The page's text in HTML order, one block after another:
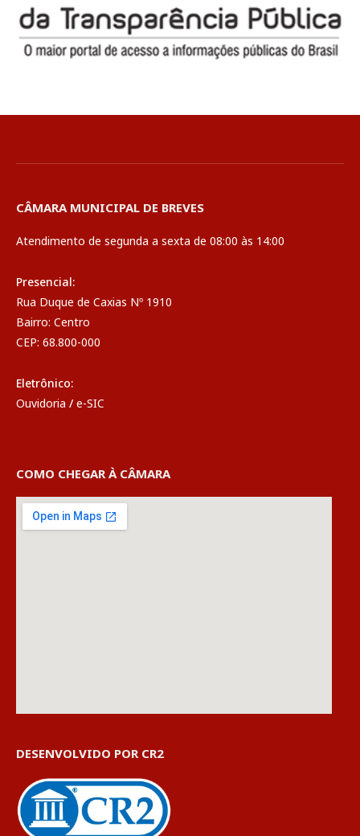
CÂMARA MUNICIPAL DE BREVES
Atendimento de segunda a sexta de 08:00 às 14:00
Presencial:
Rua Duque de Caxias Nº 1910
Bairro: Centro
CEP: 68.800-000
Eletrônico:
Ouvidoria / e-SIC
COMO CHEGAR À CÂMARA
DESENVOLVIDO POR CR2